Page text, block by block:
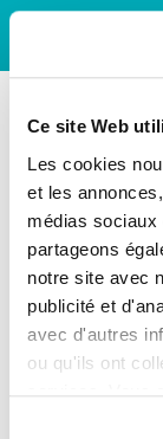
Ce site Web
Les cookies
et les
médias sociaux
partageons
notre site avec
publicité et
avec d'autres
ou qu'ils ont